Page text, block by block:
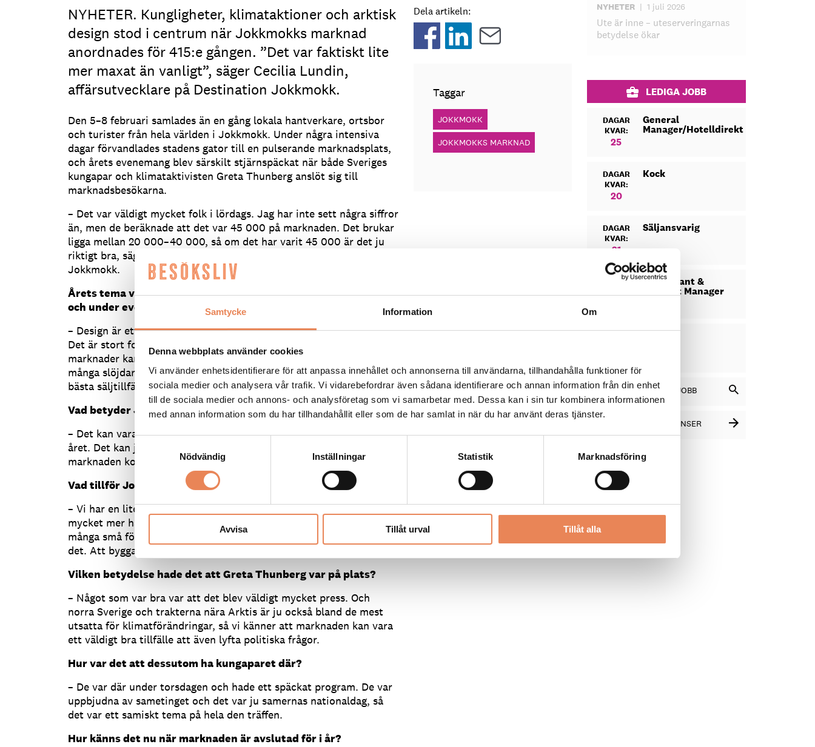
Samtycke Information Om
Denna webbplats använder cookies
Vi använder enhetsidentifierare för att anpassa innehållet och annonserna till användarna, tillhandahålla funktioner för
sociala medier och analysera vår trafik. Vi vidarebefordrar även sådana identifierare och annan information från din enhet
till de sociala medier och annons- och analysföretag som vi samarbetar med. Dessa kan i sin tur kombinera informationen
med annan information som du har tillhandahållit eller som de har samlat in när du har använt deras tjänster.
Samtyckesval
Nödvändig
Inställningar Statistik Marknadsföring
Avvisa Tillåt urval Tillåt alla
NYHETER. Kungligheter, klimataktioner och arktisk
design stod i centrum när Jokkmokks marknad
anordnades för 415:e gången. ”Det var faktiskt lite
mer maxat än vanligt”, säger Cecilia Lundin,
affärsutvecklare på Destination Jokkmokk.
Den 5–8 februari samlades än en gång lokala hantverkare, ortsbor
och turister från hela världen i Jokkmokk. Under några intensiva
dagar förvandlades stadens gator till en pulserande marknadsplats,
och årets evenemang blev särskilt stjärnspäckat när både Sveriges
kungapar och klimataktivisten Greta Thunberg anslöt sig till
marknadsbesökarna.
– Det var väldigt mycket folk i lördags. Jag har inte sett några siffror
än, men de beräknade att det var 45 000 på marknaden. Det brukar
ligga mellan 20 000–40 000, så om det har varit 45 000 är det ju
riktigt bra, säger Cecilia Lundin, affärsutvecklare på Destination
Jokkmokk.
Årets tema var arktisk design, hur speglades det på marknaden
och under evenemangsdagarna?
– Design är ett väldigt starkt inslag på marknaden överhuvudtaget.
Det är stort fokus på lokalt hantverk. Till skillnad från andra
marknader kan man hitta väldigt hög kvalitet på hantverket här,
många slöjdare kommer hit för att sälja. Det är kanske ett av de
bästa säljtillfällena på året för många i hela Sápmi.
Vad betyder Jokkmokks marknad för besöksnäringen?
– Det kan vara ett sätt att upptäcka Jokkmokk även andra tider på
året. Det kan jag tycka är jätteviktigt. Om folk kommer på
marknaden kommer de oftast tillbaka även andra tider på året.
Vad tillför Jokkmokk regionen Kiruna Lappland?
– Vi har en lite annan nisch än till exempel Kiruna och Luleå. Vi har
mycket mer hantverksinslag och samiska upplevelser. Det är väldigt
många små företag, men jag kan tycka att det är ganska fint att ha
det. Att bygga på någon form av mångfald istället för storskalighet.
Vilken betydelse hade det att Greta Thunberg var på plats?
– Något som var bra var att det blev väldigt mycket press. Och
norra Sverige och trakterna nära Arktis är ju också bland de mest
utsatta för klimatförändringar, så vi känner att marknaden kan vara
ett väldigt bra tillfälle att även lyfta politiska frågor.
Hur var det att dessutom ha kungaparet där?
– De var där under torsdagen och hade ett späckat program. De var
uppbjudna av sametinget och det var ju samernas nationaldag, så
det var ett samiskt tema på hela den träffen.
Hur känns det nu när marknaden är avslutad för i år?
Dela artikeln:
Taggar
JOKKMOKK
JOKKMOKKS MARKNAD
NYHETER | 1 juli 2026
Ute är inne – uteserveringarnas
betydelse ökar
LEDIGA JOBB
DAGAR
KVAR:
25
General
Manager/Hotelldirektör
DAGAR
KVAR:
20
Kock
DAGAR
KVAR:
21
Säljansvarig
DAGAR
Restaurant &
Banquet Manager
SÖK BLAND LEDIGA JOBB
SE FLER PLATSANNONSER